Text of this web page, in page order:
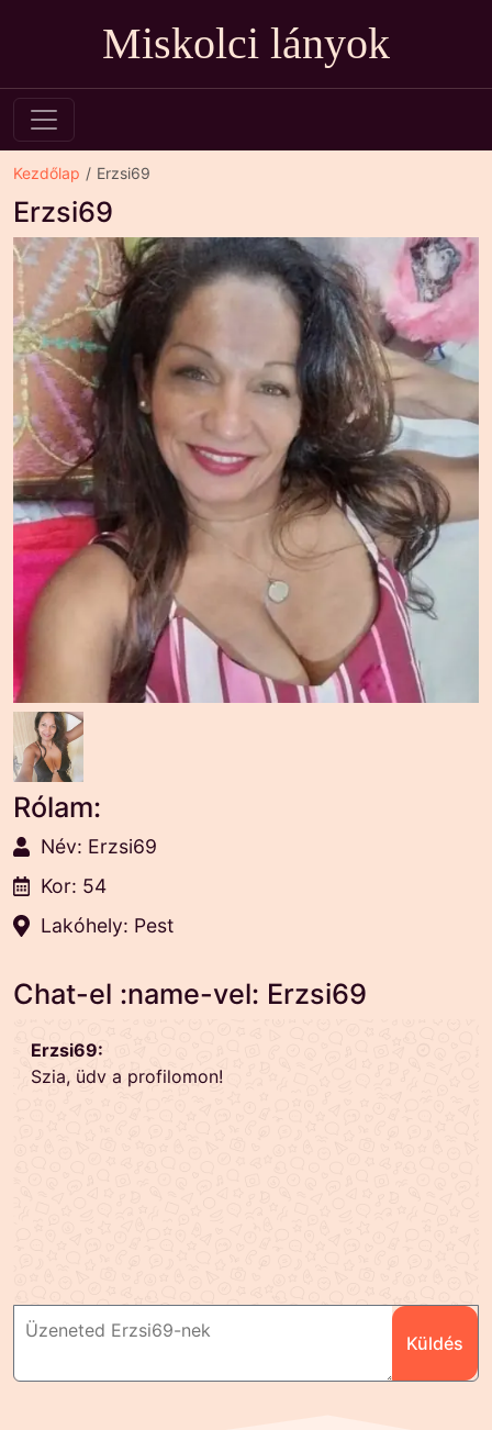
Miskolci lányok
Kezdőlap Erzsi69
Erzsi69
Rólam:
Név: Erzsi69
Kor: 54
Lakóhely: Pest
Chat-el :name-vel: Erzsi69
Erzsi69:
Szia, üdv a profilomon!
Küldés